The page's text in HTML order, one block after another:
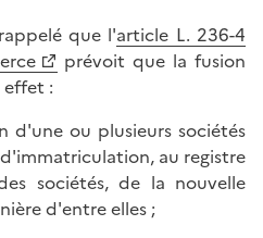
que l'article L. 236-4
prévoit que la fusion
effet :
d'une ou plusieurs sociétés
au registre
sociétés, de la nouvelle
d'entre elles ;